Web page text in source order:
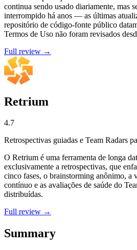
continua sendo usado diariamente, mas
interrompido há anos — as últimas
repositório de código-fonte público
Termos de Uso não foram revisados
Full review →
Retrium
4.7
Retrospectivas guiadas e Team Radars
O Retrium é uma ferramenta de longa
exclusivamente a retrospectivas, que
cinco fases, o brainstorming anônimo, a
contínuo e as avaliações de saúde do
distribuídas.
Full review →
Summary